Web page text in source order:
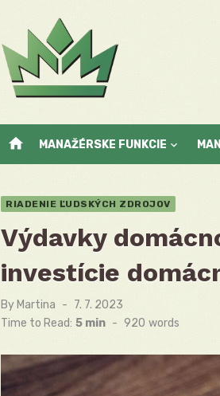
home MANAŽÉRSKE FUNKCIE
RIADENIE ĽUDSKÝCH ZDROJOV
Výdavky
investície
By Martina
Posted
on
7. 7. 2023
Time to Read: 5 min - 920 words